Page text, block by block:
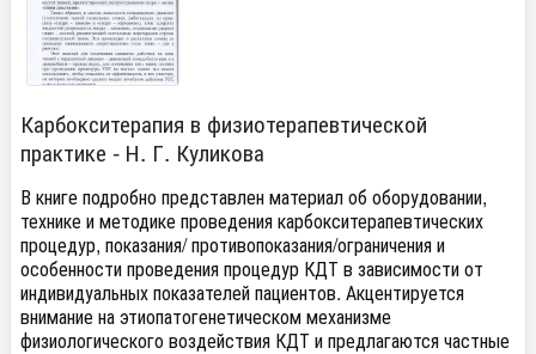
Карбокситерапия в физиотерапевтической
практике - Н. Г. Куликова
В книге подробно представлен материал об оборудовании,
технике и методике проведения карбокситерапевтических
процедур, показания/ противопоказания/ограничения и
особенности проведения процедур КДТ в зависимости от
индивидуальных показателей пациентов. Акцентируется
внимание на этиопатогенетическом механизме
физиологического воздействия КДТ и предлагаются частные